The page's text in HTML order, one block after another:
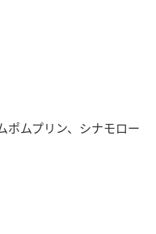
ポムプリン、シナモロー